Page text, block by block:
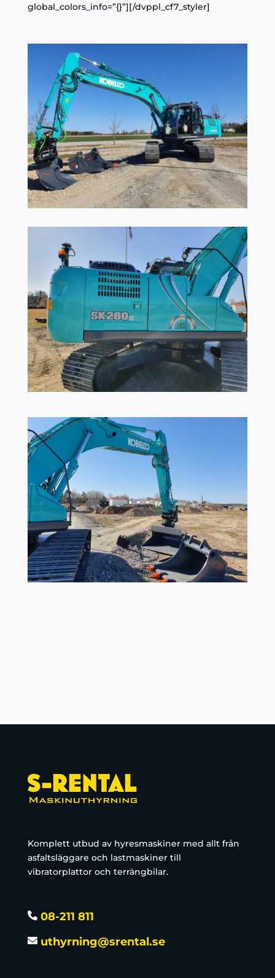
global_colors_info=”{}”][/dvppl_cf7_styler]
Komplett utbud av hyresmaskiner med allt från
asfaltsläggare och lastmaskiner till
vibratorplattor och terrängbilar.
08-211 811
uthyrning@srental.se